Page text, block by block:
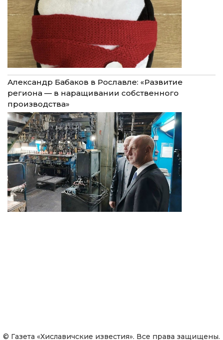
Александр Бабаков в Рославле: «Развитие
региона — в наращивании собственного
производства»
© Газета «Хиславичские известия». Все права защищены.